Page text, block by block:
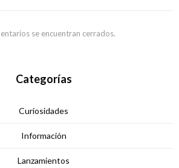
se encuentran cerrados.
Categorías
Curiosidades
Información
Lanzamientos